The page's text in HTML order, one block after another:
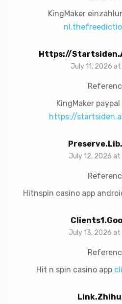
KingMaker
Https://
July 11, 2026
KingMaker
https://
July 12, 2026 at
Hitnspin casino app
July 13, 2026 at
Hit n spin casino app